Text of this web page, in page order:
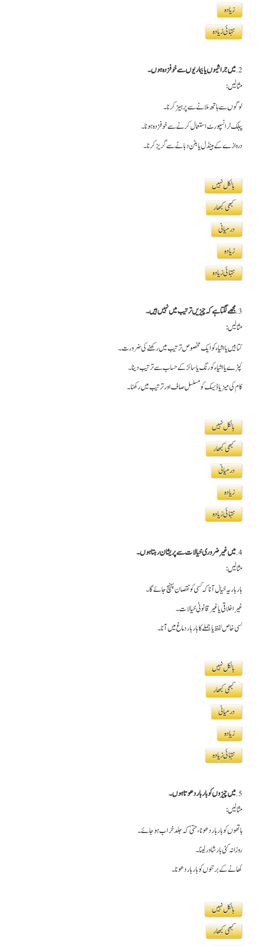
زیادہ
نتہائی زیادہ
2.میں جراثیموں یا بیماریوں سے خوفزدہ ہوں۔
مثالیں:
لوگوں سے ہاتھ ملانے سے پرہیز کرنا۔
پبلک ٹرانسپورٹ استعمال کرنے سے خوفزدہ ہونا۔
دروازے کے ہینڈل یا بٹن دبانے سے گریز کرنا۔
بالکل نہیں
کبھی کبھار
درمیانی
زیادہ
نتہائی زیادہ
3.مجھے لگتا ہے کہ چیزیں ترتیب میں نہیں ہیں۔
مثالیں:
کتابیں یا اشیاء کو ایک مخصوص ترتیب میں رکھنے کی ضرورت۔
کپڑے یا اشیاء کو رنگ یا سائز کے حساب سے ترتیب دینا۔
کام کی میز یا ڈیسک کو مسلسل صاف اور ترتیب میں رکھنا۔
بالکل نہیں
کبھی کبھار
درمیانی
زیادہ
نتہائی زیادہ
4.میں غیر ضروری خیالات سے پریشان رہتا ہوں۔
مثالیں:
بار بار یہ خیال آنا کہ کسی کو نقصان پہنچ جائے گا۔
غیر اخلاقی یا غیر قانونی خیالات۔
کسی خاص لفظ یا جملے کا بار بار دماغ میں آنا۔
بالکل نہیں
کبھی کبھار
درمیانی
زیادہ
نتہائی زیادہ
5.میں چیزوں کو بار بار دھوتا ہوں۔
مثالیں:
ہاتھوں کو بار بار دھونا، حتیٰ کہ جلد خراب ہو جائے۔
روزانہ کئی بار شاور لینا۔
کھانے کے برتنوں کو بار بار دھونا۔
بالکل نہیں
کبھی کبھار